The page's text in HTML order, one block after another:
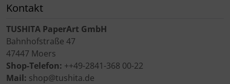
Kontakt
TUSHITA PaperArt GmbH
Bahnhofstraße 47
47447 Moers
Shop-Telefon: ++49-2841-368 00-22
Mail: shop@tushita.de